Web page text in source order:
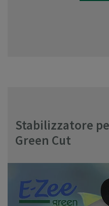
Stabilizzatore
Green Cut